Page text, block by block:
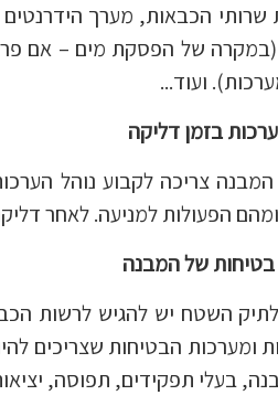
שרותי הכבאות, מערך
של הפסקת מים – אם
ועוד...
בזמן דליקה
צריכה לקבוע נוהל
הפעולות למניעה. לאחר
בטיחות של המבנה
השטח יש להגיש לרשות
ומערכות הבטיחות שצריכים
בעלי תפקידים, תפוסה,